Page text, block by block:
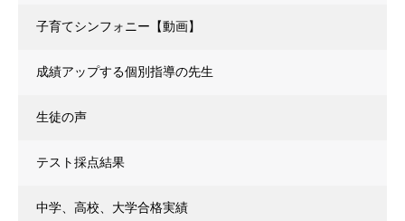
子育てシンフォニー【動画】
成績アップする個別指導の先生
生徒の声
テスト採点結果
中学、高校、大学合格実績